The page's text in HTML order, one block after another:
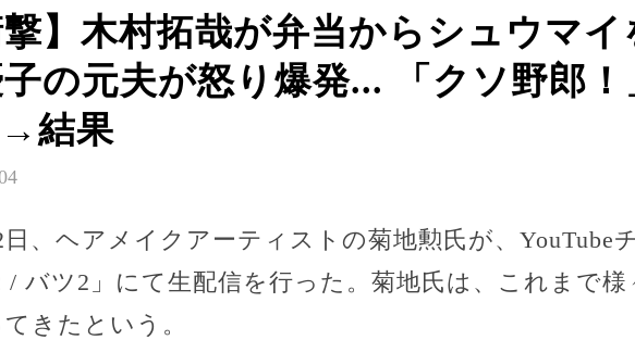
撃】木村拓哉が弁当からシュウマ
の元夫が怒り爆発... 「クソ野郎！
結果
日、ヘアメイクアーティストの菊地勲氏が、YouTube
/ バツ2」にて生配信を行った。菊地氏は、これまで様
きたという。